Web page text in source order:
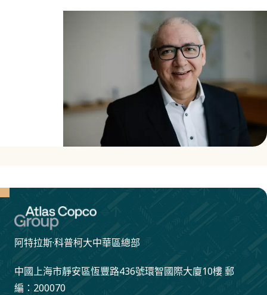
的熱
情。
阿特拉斯·科普柯大中華區總部
中國上海市靜安區恆豐路436號環智國際大廈10樓 郵
編：200070